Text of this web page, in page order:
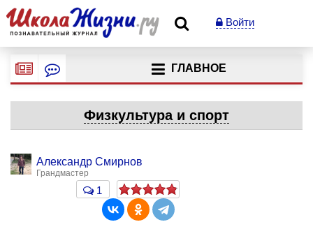
Войти
ГЛАВНОЕ
Физкультура и спорт
Александр Смирнов
Грандмастер
1